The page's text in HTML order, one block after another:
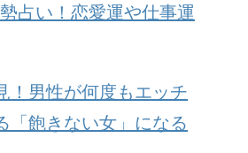
占い！恋愛運や仕事運
！男性が何度もエッチ
「飽きない女」になる